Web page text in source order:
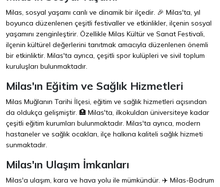
Milas, sosyal yaşamı canlı ve dinamik bir ilçedir. 🎉 Milas'ta, yıl
boyunca düzenlenen çeşitli festivaller ve etkinlikler, ilçenin sosyal
yaşamını zenginleştirir. Özellikle Milas Kültür ve Sanat Festivali,
ilçenin kültürel değerlerini tanıtmak amacıyla düzenlenen önemli
bir etkinliktir. Milas'ta ayrıca, çeşitli spor kulüpleri ve sivil toplum
kuruluşları bulunmaktadır.
Milas'ın Eğitim ve Sağlık Hizmetleri
Milas Muğlanın Tarihi İlçesi, eğitim ve sağlık hizmetleri açısından
da oldukça gelişmiştir. 🏥 Milas'ta, ilkokuldan üniversiteye kadar
çeşitli eğitim kurumları bulunmaktadır. Milas'ta ayrıca, modern
hastaneler ve sağlık ocakları, ilçe halkına kaliteli sağlık hizmeti
sunmaktadır.
Milas'ın Ulaşım İmkanları
Milas'a ulaşım, kara ve hava yolu ile mümkündür. ✈️ Milas-Bodrum